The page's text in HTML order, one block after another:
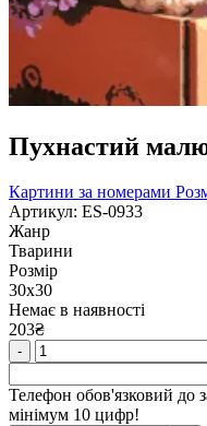
Пухнастий
Картини за номерами
Артикул: ES-0933
Жанр
Тварини
Розмір
30х30
Немає в наявності
203₴
-
Телефон обов'язковий до
мінімум 10 цифр!